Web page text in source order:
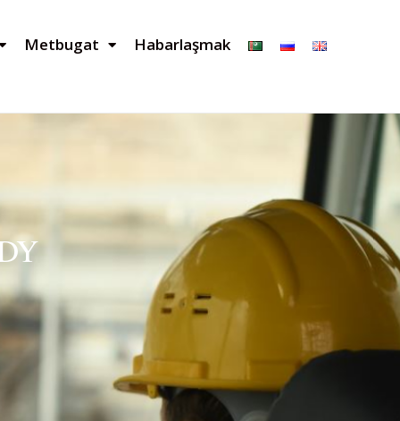
Metbugat Habarlaşmak